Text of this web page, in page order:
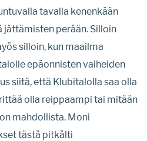
tavalla kenenkään
perään. Silloin
silloin, kun maailma
epäonnisten vaiheiden
siitä, että Klubitalolla saa olla
olla reippaampi tai mitään
mahdollista. Moni
tästä pitkälti